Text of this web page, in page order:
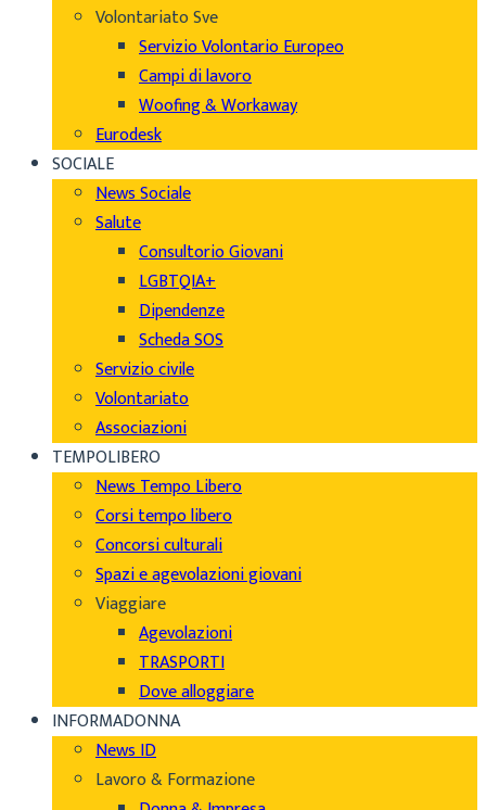
Volontariato Sve
Servizio Volontario Europeo
Campi di lavoro
Woofing & Workaway
Eurodesk
SOCIALE
News Sociale
Salute
Consultorio Giovani
LGBTQIA+
Dipendenze
Scheda SOS
Servizio civile
Volontariato
Associazioni
TEMPOLIBERO
News Tempo Libero
Corsi tempo libero
Concorsi culturali
Spazi e agevolazioni giovani
Viaggiare
Agevolazioni
TRASPORTI
Dove alloggiare
INFORMADONNA
News ID
Lavoro & Formazione